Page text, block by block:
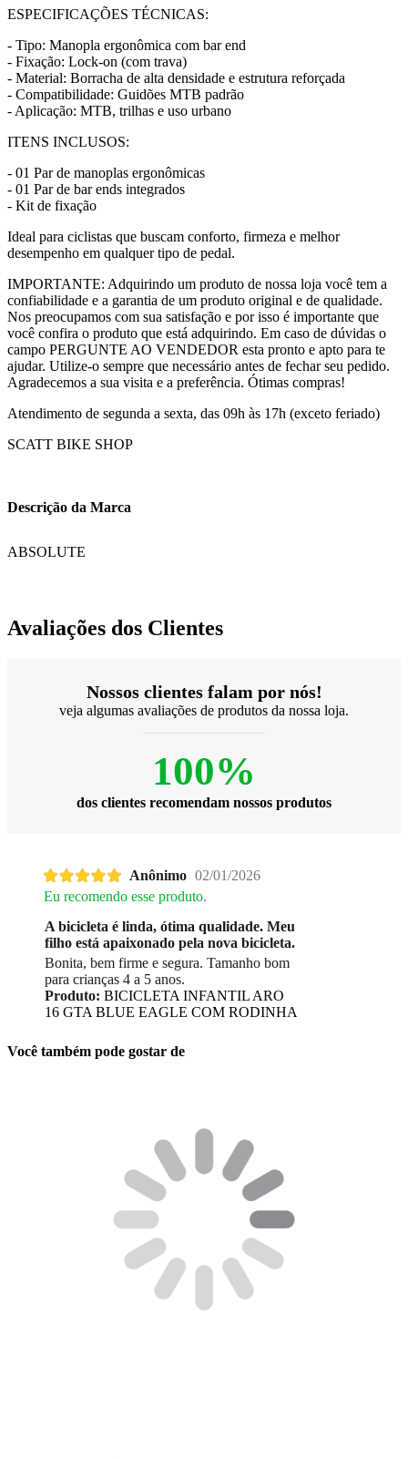
ESPECIFICAÇÕES TÉCNICAS:
- Tipo: Manopla ergonômica com bar end
- Fixação: Lock-on (com trava)
- Material: Borracha de alta densidade e estrutura reforçada
- Compatibilidade: Guidões MTB padrão
- Aplicação: MTB, trilhas e uso urbano
ITENS INCLUSOS:
- 01 Par de manoplas ergonômicas
- 01 Par de bar ends integrados
- Kit de fixação
Ideal para ciclistas que buscam conforto, firmeza e melhor
desempenho em qualquer tipo de pedal.
IMPORTANTE: Adquirindo um produto de nossa loja você tem a
confiabilidade e a garantia de um produto original e de qualidade.
Nos preocupamos com sua satisfação e por isso é importante que
você confira o produto que está adquirindo. Em caso de dúvidas o
campo PERGUNTE AO VENDEDOR esta pronto e apto para te
ajudar. Utilize-o sempre que necessário antes de fechar seu pedido.
Agradecemos a sua visita e a preferência. Ótimas compras!
Atendimento de segunda a sexta, das 09h às 17h (exceto feriado)
SCATT BIKE SHOP
Descrição da Marca
ABSOLUTE
Avaliações dos Clientes
Nossos clientes falam por nós!
veja algumas avaliações de produtos da nossa loja.
100%
dos clientes recomendam nossos produtos
Anônimo 02/01/2026
Eu recomendo esse produto.
A bicicleta é linda, ótima qualidade. Meu
filho está apaixonado pela nova bicicleta.
Bonita, bem firme e segura. Tamanho bom
para crianças 4 a 5 anos.
Produto: BICICLETA INFANTIL ARO
16 GTA BLUE EAGLE COM RODINHA
Você também pode gostar de